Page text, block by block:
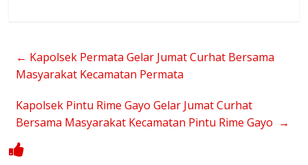
← Kapolsek Permata Gelar Jumat Curhat Bersama
Masyarakat Kecamatan Permata
Kapolsek Pintu Rime Gayo Gelar Jumat Curhat
Bersama Masyarakat Kecamatan Pintu Rime Gayo →